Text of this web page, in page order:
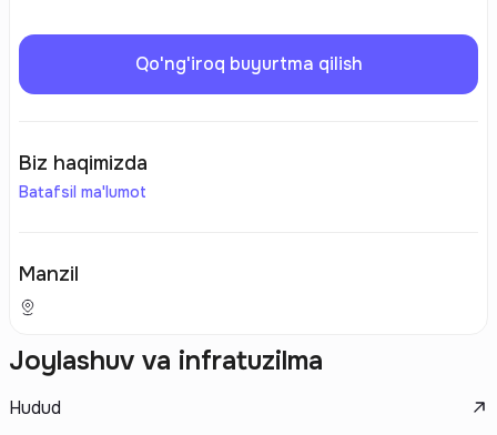
Qo'ng'iroq buyurtma qilish
Biz haqimizda
Batafsil ma'lumot
Manzil
Joylashuv va infratuzilma
Hudud